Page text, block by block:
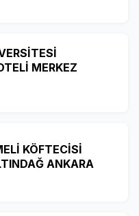
MERKEZ
KÖFTECİSİ
ANKARA